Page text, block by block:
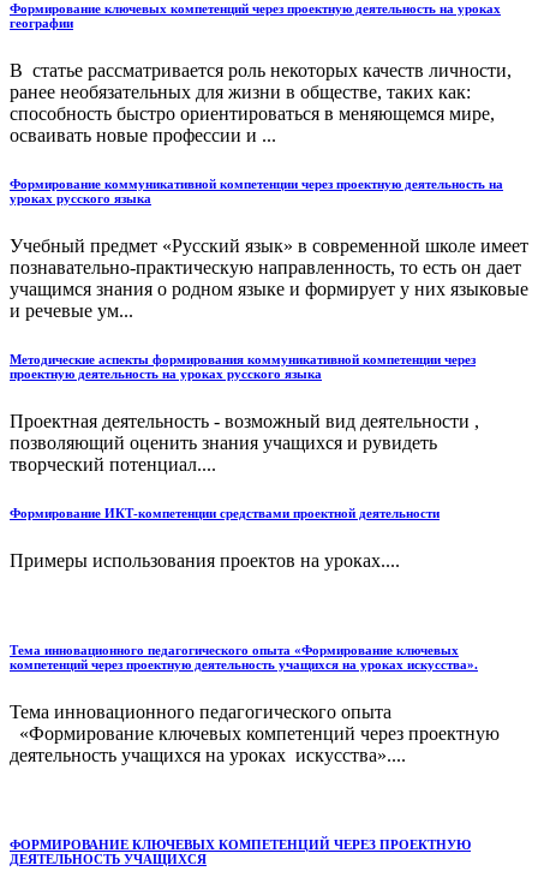
Формирование ключевых компетенций через проектную деятельность на уроках
географии
В статье рассматривается роль некоторых качеств личности,
ранее необязательных для жизни в обществе, таких как:
способность быстро ориентироваться в меняющемся мире,
осваивать новые профессии и ...
Формирование коммуникативной компетенции через проектную деятельность на
уроках русского языка
Учебный предмет «Русский язык» в современной школе имеет
познавательно-практическую направленность, то есть он дает
учащимся знания о родном языке и формирует у них языковые
и речевые ум...
Методические аспекты формирования коммуникативной компетенции через
проектную деятельность на уроках русского языка
Проектная деятельность - возможный вид деятельности ,
позволяющий оценить знания учащихся и рувидеть
творческий потенциал....
Формирование ИКТ-компетенции средствами проектной деятельности
Примеры использования проектов на уроках....
Тема инновационного педагогического опыта «Формирование ключевых
компетенций через проектную деятельность учащихся на уроках искусства».
Тема инновационного педагогического опыта
«Формирование ключевых компетенций через проектную
деятельность учащихся на уроках искусства»....
ФОРМИРОВАНИЕ КЛЮЧЕВЫХ КОМПЕТЕНЦИЙ ЧЕРЕЗ ПРОЕКТНУЮ
ДЕЯТЕЛЬНОСТЬ УЧАЩИХСЯ